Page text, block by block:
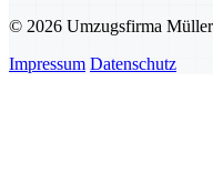
© 2026 Umzugsfirma
Impressum Datenschutz